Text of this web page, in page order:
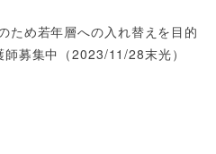
ため若年層への入れ替えを目的
募集中（2023/11/28末光）